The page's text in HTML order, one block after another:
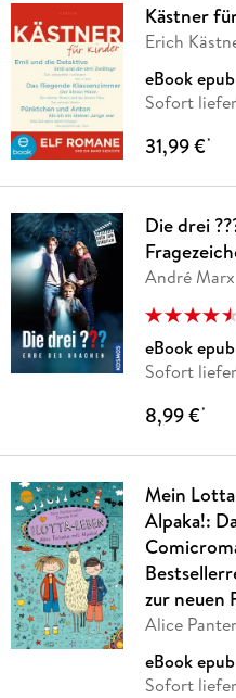
Kästner
Erich
eBook epub
Sofort
31,99 €*
Die drei
André Marx
eBook epub
Sofort
8,99 €*
Mein
Alpaka!:
zur neuen
Alice
eBook epub
Sofort